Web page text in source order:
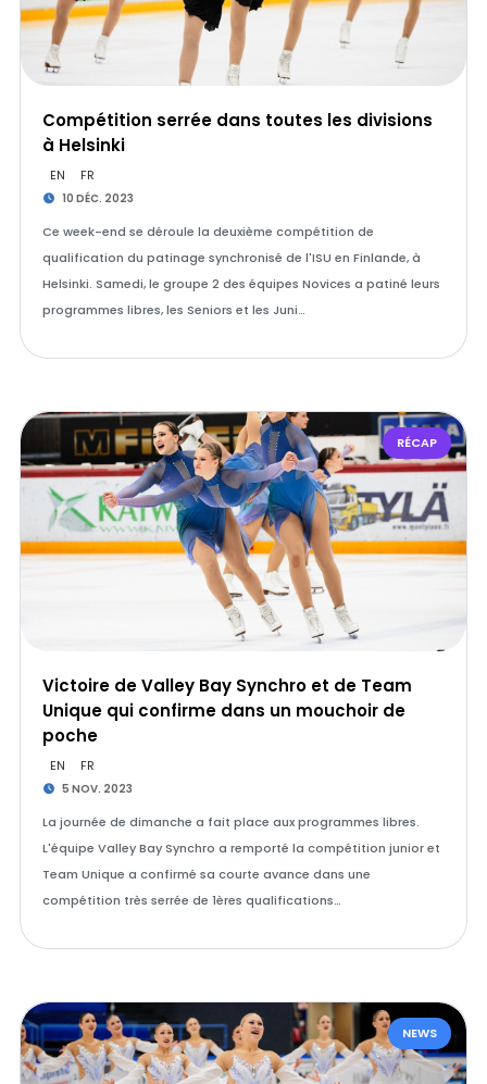
Compétition serrée dans toutes les divisions
à Helsinki
EN FR
10 DÉC. 2023
Ce week-end se déroule la deuxième compétition de
qualification du patinage synchronisé de l'ISU en Finlande, à
Helsinki. Samedi, le groupe 2 des équipes Novices a patiné leurs
programmes libres, les Seniors et les Juni…
RÉCAP
Victoire de Valley Bay Synchro et de Team
Unique qui confirme dans un mouchoir de
poche
EN FR
5 NOV. 2023
La journée de dimanche a fait place aux programmes libres.
L'équipe Valley Bay Synchro a remporté la compétition junior et
Team Unique a confirmé sa courte avance dans une
compétition très serrée de 1ères qualifications…
NEWS